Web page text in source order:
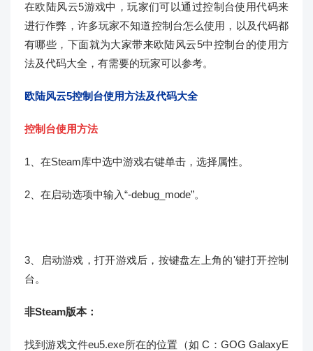
在欧陆风云5游戏中，玩家们可以通过控制台使用代码来
进行作弊，许多玩家不知道控制台怎么使用，以及代码都
有哪些，下面就为大家带来欧陆风云5中控制台的使用方
法及代码大全，有需要的玩家可以参考。
欧陆风云5控制台使用方法及代码大全
控制台使用方法
1、在Steam库中选中游戏右键单击，选择属性。
2、在启动选项中输入“-debug_mode”。
3、启动游戏，打开游戏后，按键盘左上角的'键打开控制
台。
非Steam版本：
找到游戏文件eu5.exe所在的位置（如 C：GOG GalaxyE